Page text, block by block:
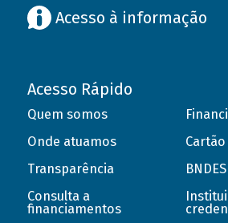
Acesso à informação
Acesso Rápido
Quem somos
Onde atuamos
Transparência
Consulta a
financiamentos
Cartão